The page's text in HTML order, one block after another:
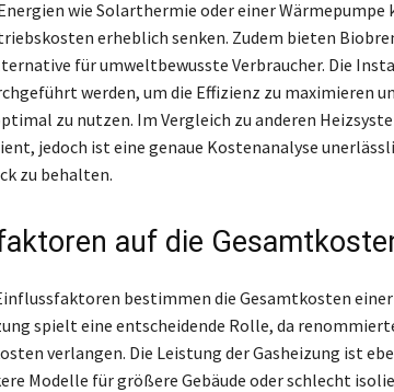
wie Solarthermie oder einer
erheblich senken. Zudem bieten
für umweltbewusste Verbraucher. Die
werden, um die Effizienz zu maximieren
zu nutzen. Im Vergleich zu anderen
jedoch ist eine genaue Kostenanalyse
zu behalten.
auf die
bestimmen die Gesamtkosten einer
spielt eine entscheidende Rolle, da
verlangen. Die Leistung der Gasheizung ist
Modelle für größere Gebäude oder schlecht